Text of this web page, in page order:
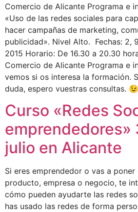
Comercio de Alicante Programa e
«Uso de las redes sociales para
hacer campañas de marketing,
publicidad». Nivel Alto. Fechas: 2,
2015 Horario: De 16.30 a 20.30
Comercio de Alicante Programa e
vemos si os interesa la formación.
duda, espero vuestras consultas. 😉
Curso «Redes
emprendedores»
julio en Alicante
Si eres emprendedor o vas a poner
producto, empresa o negocio, te
cómo pueden ayudarte las redes
has usado las redes de forma